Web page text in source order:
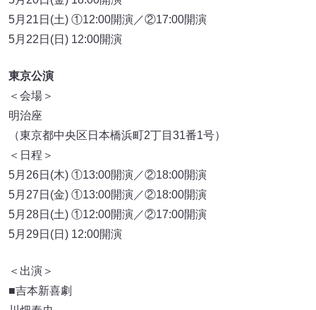
5月21日(土) ①12:00開演／②17:00開演
5月22日(日) 12:00開演
東京公演
＜会場＞
明治座
（東京都中央区日本橋浜町2丁目31番1号）
＜日程＞
5月26日(木) ①13:00開演／②18:00開演
5月27日(金) ①13:00開演／②18:00開演
5月28日(土) ①12:00開演／②17:00開演
5月29日(日) 12:00開演
＜出演＞
■吉本新喜劇